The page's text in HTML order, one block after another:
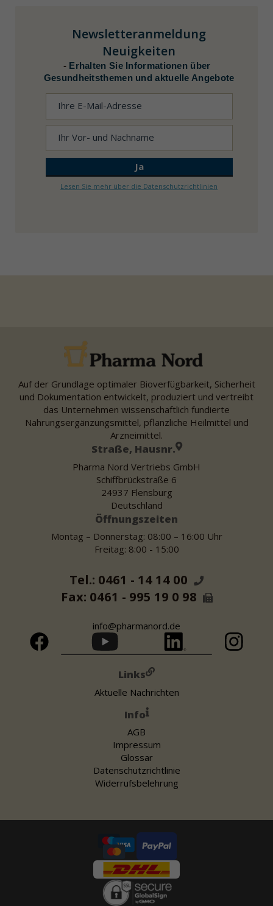
Newsletteranmeldung
Neuigkeiten
- Erhalten Sie Informationen über
Gesundheitsthemen und aktuelle Angebote
Lesen Sie mehr über die Datenschutzrichtlinien
Auf der Grundlage optimaler Bioverfügbarkeit, Sicherheit
und Dokumentation entwickelt, produziert und vertreibt
das Unternehmen wissenschaftlich fundierte
Nahrungsergänzungsmittel, pflanzliche Heilmittel und
Arzneimittel.
Straße, Hausnr.
Pharma Nord Vertriebs GmbH
Schiffbrückstraße 6
24937 Flensburg
Deutschland
Öffnungszeiten
Montag – Donnerstag: 08:00 – 16:00 Uhr
Freitag: 8:00 - 15:00
Tel.: 0461 - 14 14 00
Fax: 0461 - 995 19 0 98
info@pharmanord.de
Links
Aktuelle Nachrichten
Info
AGB
Impressum
Glossar
Datenschutzrichtlinie
Widerrufsbelehrung